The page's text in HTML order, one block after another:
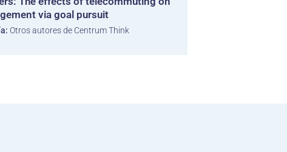
via goal pursuit
Otros autores de Centrum Think